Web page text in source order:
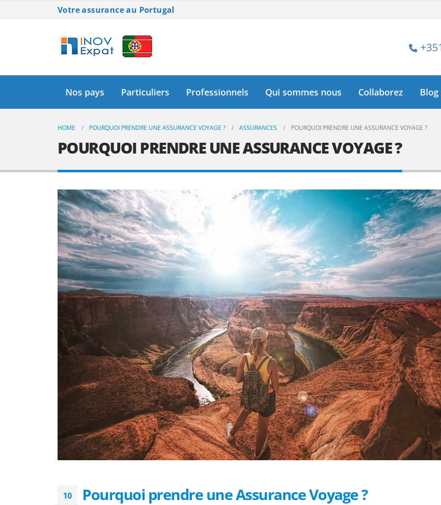
Votre assurance au Portugal
Nos pays Particuliers Professionnels Qui sommes nous Collaborez Blog
HOME POURQUOI PRENDRE UNE ASSURANCE VOYAGE ? ASSURANCES POURQUOI PRENDRE UNE ASSURANCE VOYAGE ?
POURQUOI PRENDRE UNE ASSURANCE VOYAGE ?
10 Pourquoi prendre une Assurance Voyage ?